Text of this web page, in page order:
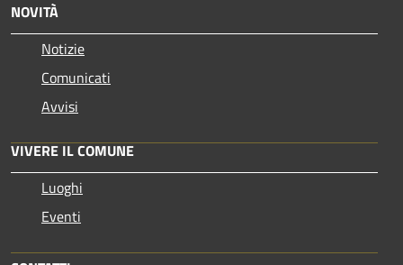
NOVITÀ
Notizie
Comunicati
Avvisi
VIVERE IL COMUNE
Luoghi
Eventi